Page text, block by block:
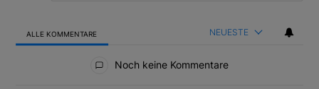
ALLE KOMMENTARE NEUESTE
Noch keine Kommentare